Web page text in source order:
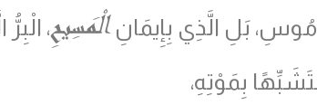
بَلِ الَّذِي بِإِيمَانِالْمَسِيحِ،
بِمَوْتِهِ،